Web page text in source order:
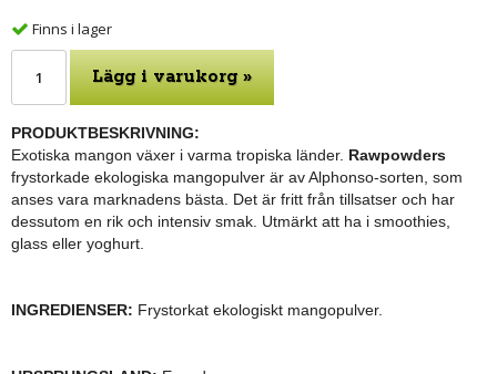
Finns i lager
Lägg i varukorg »
PRODUKTBESKRIVNING:
Exotiska mangon växer i varma tropiska länder. Rawpowders
frystorkade ekologiska mangopulver är av Alphonso-sorten, som
anses vara marknadens bästa. Det är fritt från tillsatser och har
dessutom en rik och intensiv smak. Utmärkt att ha i smoothies,
glass eller yoghurt.
INGREDIENSER: Frystorkat ekologiskt mangopulver.